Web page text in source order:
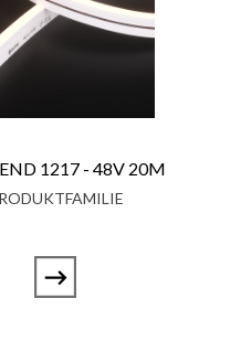
1217 - 48V 20M